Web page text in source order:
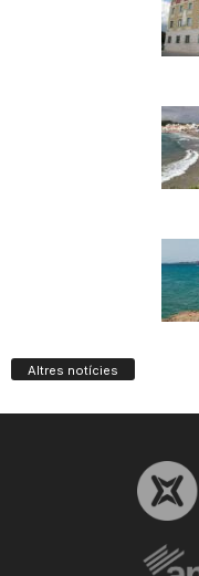
Altres notícies